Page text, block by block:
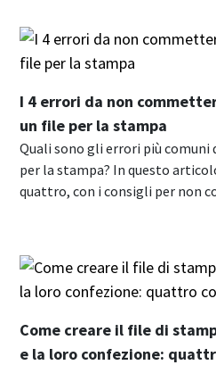
I 4 errori da non
un file per la stampa
Quali sono gli errori più comuni
per la stampa? In questo
quattro, con i consigli per non
Come creare il file di
e la loro confezione: